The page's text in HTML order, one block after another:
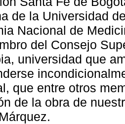
de la Universidad
Nacional de
del Consejo
universidad que
que entre otros
de la obra de